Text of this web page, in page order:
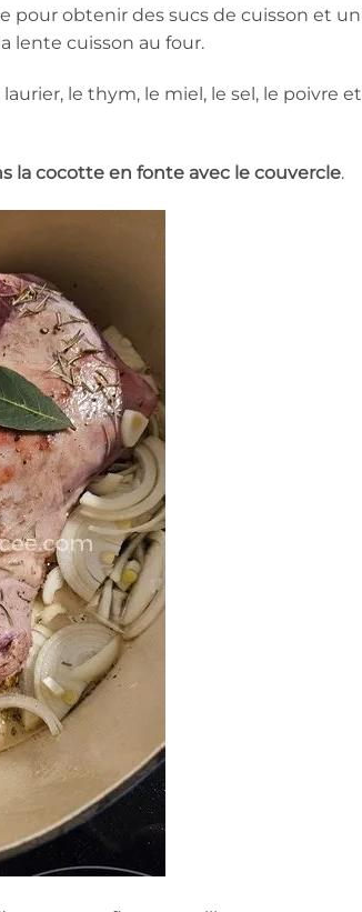
pour obtenir des sucs de cuisson et un
lente cuisson au four.
le thym, le miel, le sel, le poivre et
la cocotte en fonte avec le couvercle.